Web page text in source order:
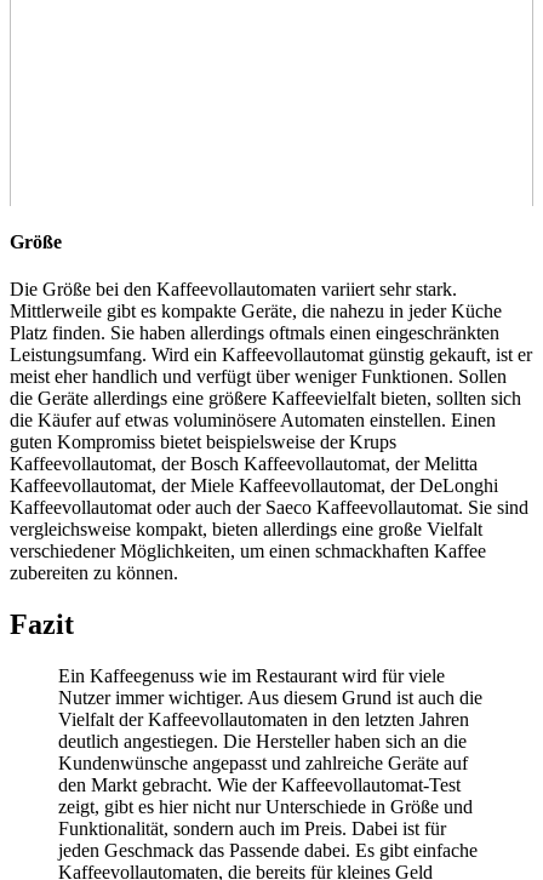
Größe
Die Größe bei den Kaffeevollautomaten variiert sehr stark.
Mittlerweile gibt es kompakte Geräte, die nahezu in jeder Küche
Platz finden. Sie haben allerdings oftmals einen eingeschränkten
Leistungsumfang. Wird ein Kaffeevollautomat günstig gekauft, ist er
meist eher handlich und verfügt über weniger Funktionen. Sollen
die Geräte allerdings eine größere Kaffeevielfalt bieten, sollten sich
die Käufer auf etwas voluminösere Automaten einstellen. Einen
guten Kompromiss bietet beispielsweise der Krups
Kaffeevollautomat, der Bosch Kaffeevollautomat, der Melitta
Kaffeevollautomat, der Miele Kaffeevollautomat, der DeLonghi
Kaffeevollautomat oder auch der Saeco Kaffeevollautomat. Sie sind
vergleichsweise kompakt, bieten allerdings eine große Vielfalt
verschiedener Möglichkeiten, um einen schmackhaften Kaffee
zubereiten zu können.
Fazit
Ein Kaffeegenuss wie im Restaurant wird für viele
Nutzer immer wichtiger. Aus diesem Grund ist auch die
Vielfalt der Kaffeevollautomaten in den letzten Jahren
deutlich angestiegen. Die Hersteller haben sich an die
Kundenwünsche angepasst und zahlreiche Geräte auf
den Markt gebracht. Wie der Kaffeevollautomat-Test
zeigt, gibt es hier nicht nur Unterschiede in Größe und
Funktionalität, sondern auch im Preis. Dabei ist für
jeden Geschmack das Passende dabei. Es gibt einfache
Kaffeevollautomaten, die bereits für kleines Geld